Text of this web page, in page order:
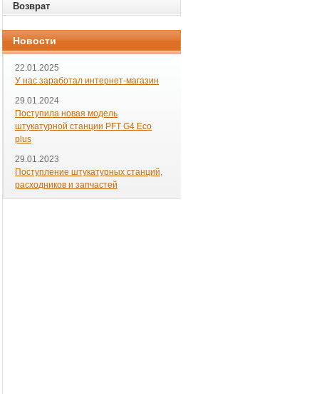
Возврат
Новости
22.01.2025
У нас заработал интернет-магазин
29.01.2024
Поступила новая модель
штукатурной станции PFT G4 Eco
plus
29.01.2023
Поступление штукатурных станций,
расходников и запчастей